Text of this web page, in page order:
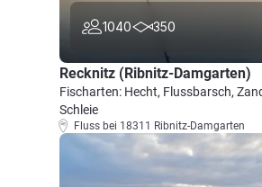
1040 350
Recknitz (Ribnitz-Damgarten)
Fischarten: Hecht, Flussbarsch,
Schleie
Fluss bei 18311 Ribnitz-Damgarten